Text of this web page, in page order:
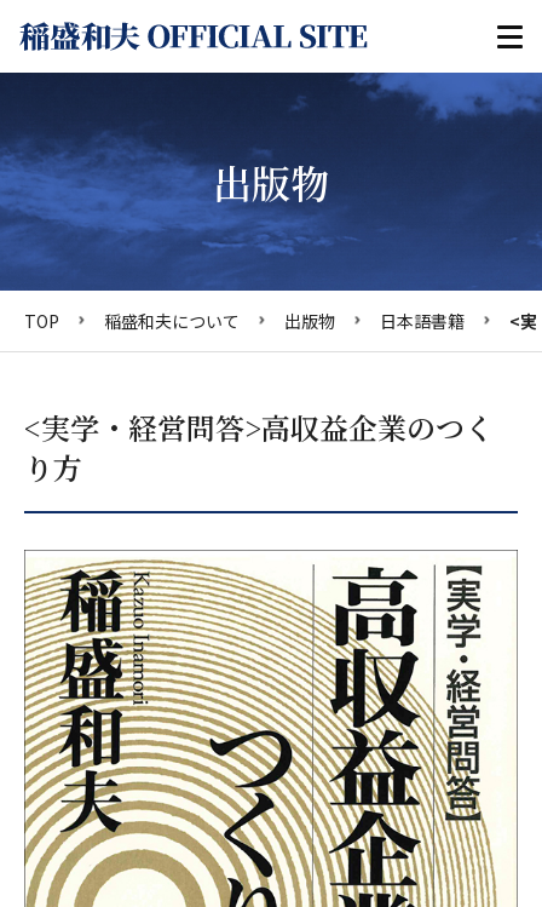
出版物
TOP 稲盛和夫について 出版物 日本語書籍 <実
<実学・経営問答>高収益企業のつく
り方